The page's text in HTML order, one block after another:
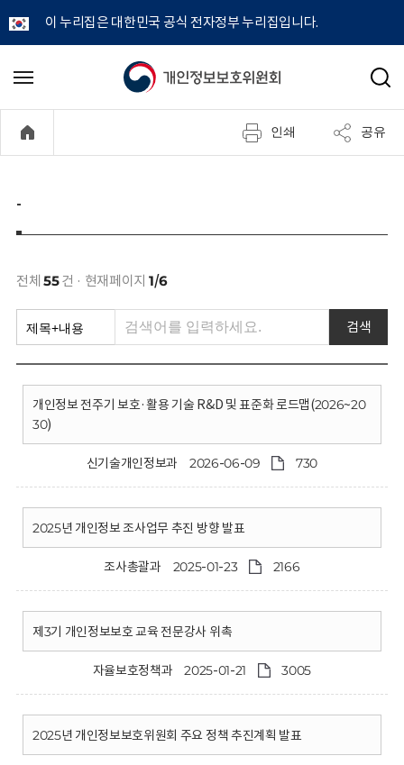
이 누리집은 대한민국 공식 전자정부 누리집입니다.
개
정
보
호
위
원
회
메
기
검
인쇄 공유
-
전체 55건 · 현재페이지 1/6
검색
개인정보 전주기 보호·활용 기술 R&D 및 표준화 로드맵(2026~20
30)
신기술개인정보과 2026-06-09 730
2025년 개인정보 조사업무 추진 방향 발표
조사총괄과 2025-01-23 2166
제3기 개인정보보호 교육 전문강사 위촉
자율보호정책과 2025-01-21 3005
2025년 개인정보보호위원회 주요 정책 추진계획 발표